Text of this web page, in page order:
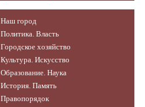
Наш город
Политика. Власть
Городское хозяйство
Культура. Искусство
Образование. Наука
История. Память
Правопорядок